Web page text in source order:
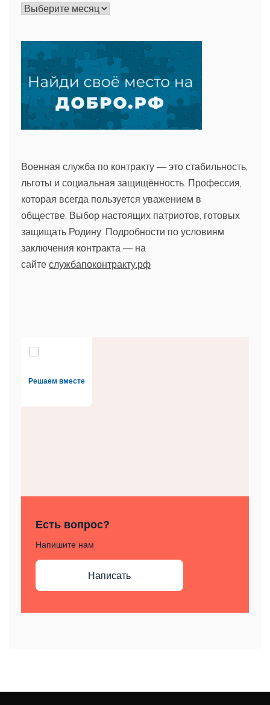
Архив
Военная служба по контракту — это стабильность,
льготы и социальная защищённость. Профессия,
которая всегда пользуется уважением в
обществе. Выбор настоящих патриотов, готовых
защищать Родину. Подробности по условиям
заключения контракта — на
сайте службапоконтракту.рф
Решаем вместе
Есть вопрос?
Напишите нам
Написать